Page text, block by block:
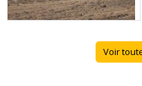
Voir